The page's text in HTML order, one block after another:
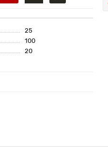
25
100
20